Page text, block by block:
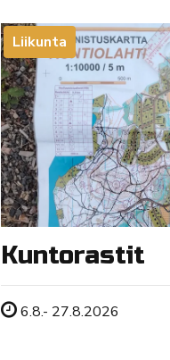
Liikunta
Kuntorastit
Tapahtuman ajankohta
6.8.- 27.8.2026